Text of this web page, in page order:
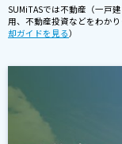
SUMiTASでは不動産（一戸
用、不動産投資などをわか
却ガイドを見る）